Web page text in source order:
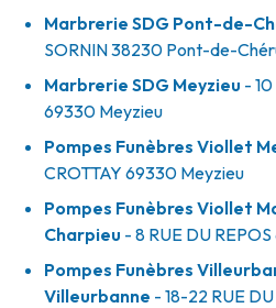
Marbrerie SDG Pont-de-
SORNIN38230 Pont-de-
Marbrerie SDG Meyzieu -
69330 Meyzieu
Pompes Funèbres Viollet
CROTTAY 69330 Meyzieu
Pompes Funèbres Viollet
Charpieu - 8 RUE DU REPOS
Pompes Funèbres
Villeurbanne - 18-22 RUE